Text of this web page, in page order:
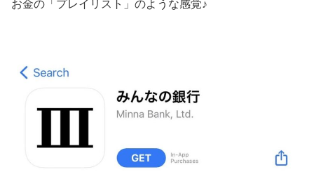
お金の「プレイリスト」のような感覚♪